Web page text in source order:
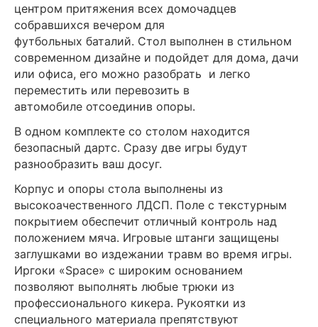
центром притяжения всех домочадцев
собравшихся вечером для
футбольных баталий. Стол выполнен в стильном
современном дизайне и подойдет для дома, дачи
или офиса, его можно разобрать и легко
переместить или перевозить в
автомобиле отсоединив опоры.
В одном комплекте со столом находится
безопасный дартс. Сразу две игры будут
разнообразить ваш досуг.
Корпус и опоры стола выполнены из
высокоачественного ЛДСП. Поле с текстурным
покрытием обеспечит отличный контроль над
положением мяча. Игровые штанги защищены
заглушками во издежании травм во время игры.
Иргоки «Space» с широким основанием
позволяют выполнять любые трюки из
профессионального кикера. Рукоятки из
специального материала препятствуют